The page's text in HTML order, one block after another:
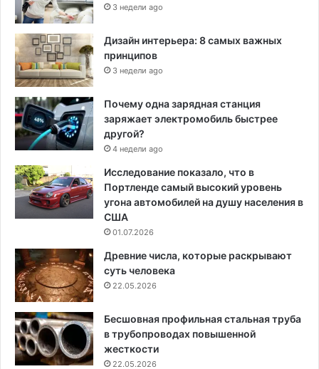
3 недели ago
Дизайн интерьера: 8 самых важных
принципов
3 недели ago
Почему одна зарядная станция
заряжает электромобиль быстрее
другой?
4 недели ago
Исследование показало, что в
Портленде самый высокий уровень
угона автомобилей на душу населения в
США
01.07.2026
Древние числа, которые раскрывают
суть человека
22.05.2026
Бесшовная профильная стальная труба
в трубопроводах повышенной
жесткости
22.05.2026